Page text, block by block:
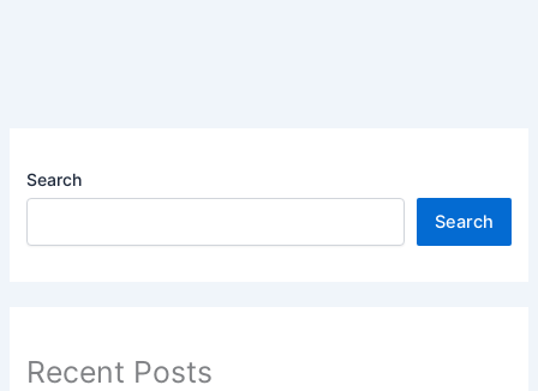
Search
Search
Recent Posts